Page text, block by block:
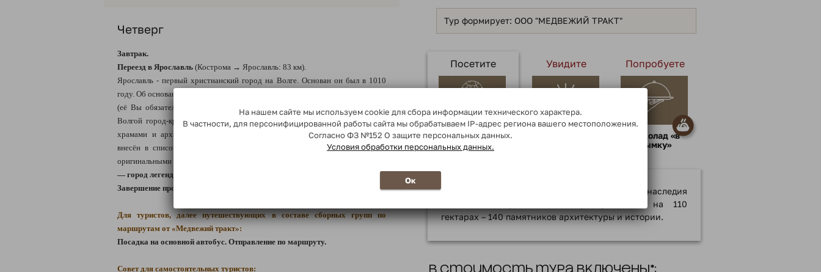
Четверг
Завтрак.
Переезд в Ярославль (Кострома → Ярославль: 83 км).
Ярославль - первый христианский город на Волге. Основан он был в 1010
году. Об основании города до наших дней сохранилась удивительная легенда
(её Вы обязательно услышите во время экскурсии). С тех пор стоит над
Волгой город-красавец, радуя и удивляя горожан и гостей удивительными
храмами и архитектурными ансамблями (исторический центр Ярославля
внесён в список Всемирного наследия ЮНЕСКО!), уютными скверами и
оригинальными новостройками.
— город легенд»*.
Завершение программы МТ-пасс.
Для туристов, далее путешествующих в составе сборных групп по
маршрутам от «Медвежий тракт»:
Посадка на основной автобус. Отправление по маршруту.
Совет для самостоятельных туристов:
Тур формирует: ООО "МЕДВЕЖИЙ ТРАКТ"
Посетите
Исторический
центр
Ярославля
Увидите Попробуете
Шоколад «в
дымку»
Внесённый в список Всемирного культурного наследия
ЮНЕСКО исторический центр Ярославля: на 110
гектарах – 140 памятников архитектуры и истории.
В стоимость тура включены*:
На нашем сайте мы используем cookie для сбора информации технического характера.
В частности, для персонифицированной работы сайта мы обрабатываем IP-адрес региона вашего местоположения.
Согласно ФЗ №152 О защите персональных данных.
Условия обработки персональных данных.
Ок